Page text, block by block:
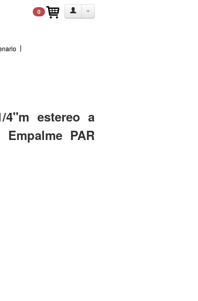
0
4"m estereo a
PAR